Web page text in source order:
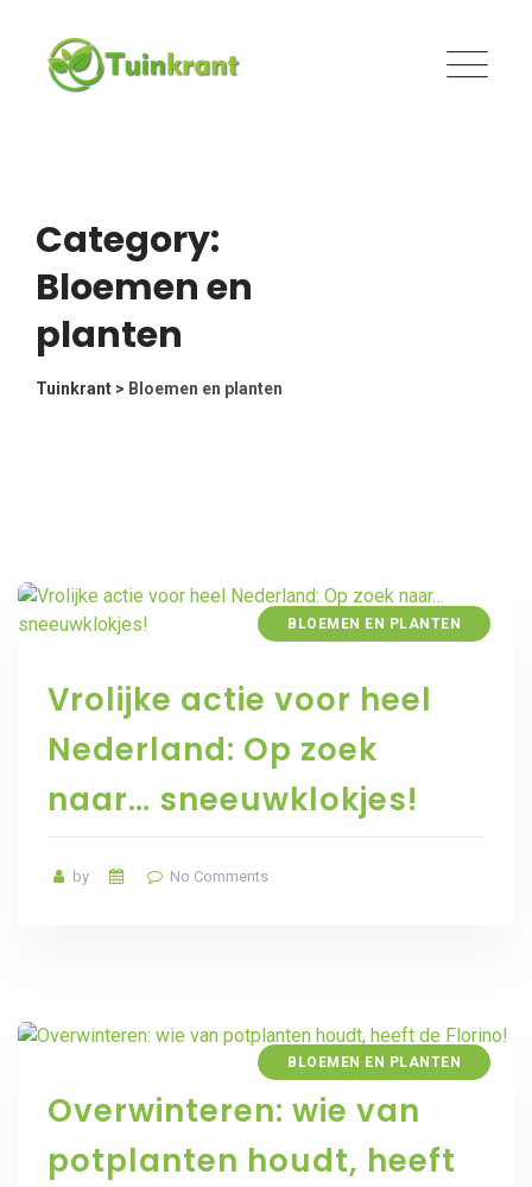
content
Category:
Bloemen en
planten
Tuinkrant > Bloemen en planten
BLOEMEN EN PLANTEN
Vrolijke actie voor heel
Nederland: Op zoek
naar… sneeuwklokjes!
by No Comments
BLOEMEN EN PLANTEN
Overwinteren: wie van
potplanten houdt, heeft